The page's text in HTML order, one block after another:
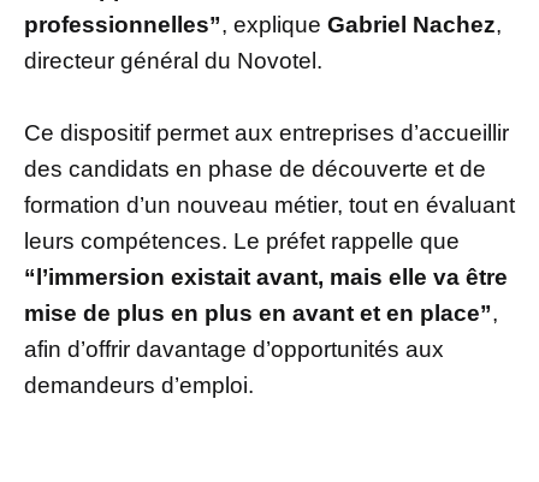
professionnelles”, explique Gabriel Nachez,
directeur général du Novotel.
Ce dispositif permet aux entreprises d’accueillir
des candidats en phase de découverte et de
formation d’un nouveau métier, tout en évaluant
leurs compétences. Le préfet rappelle que
“l’immersion existait avant, mais elle va être
mise de plus en plus en avant et en place”,
afin d’offrir davantage d’opportunités aux
demandeurs d’emploi.